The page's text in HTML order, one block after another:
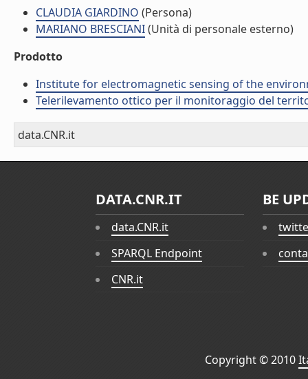
CLAUDIA GIARDINO (Persona)
MARIANO BRESCIANI(Unità di personale esterno)
Prodotto
Institute for electromagnetic sensing of the
Telerilevamento ottico per il monitoraggio del
data.CNR.it
DATA.CNR.IT
data.CNR.it
SPARQL Endpoint
CNR.it
BE
Copyright © 2010